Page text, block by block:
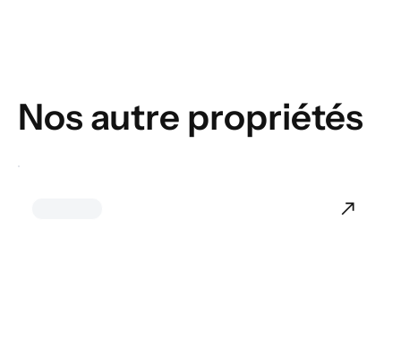
Nos autre propriétés